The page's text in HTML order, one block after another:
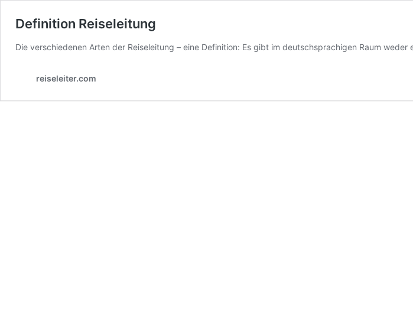
Definition Reiseleitung
Die verschiedenen Arten der Reiseleitung – eine Definition: Es gibt im deutschsprachigen Raum
reiseleiter.com